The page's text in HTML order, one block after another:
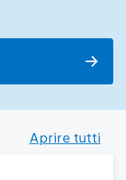
Aprire tutti